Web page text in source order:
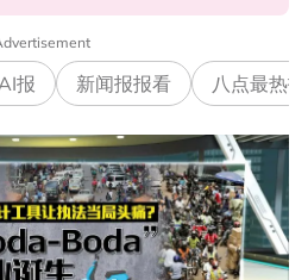
报 新闻报报看 八点最热报